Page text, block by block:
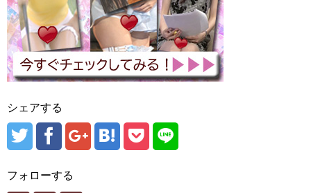
シェアする
フォローする